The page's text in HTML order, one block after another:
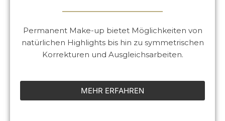
Permanent Make-up bietet Möglichkeiten von
natürlichen Highlights bis hin zu symmetrischen
Korrekturen und Ausgleichsarbeiten.
MEHR ERFAHREN